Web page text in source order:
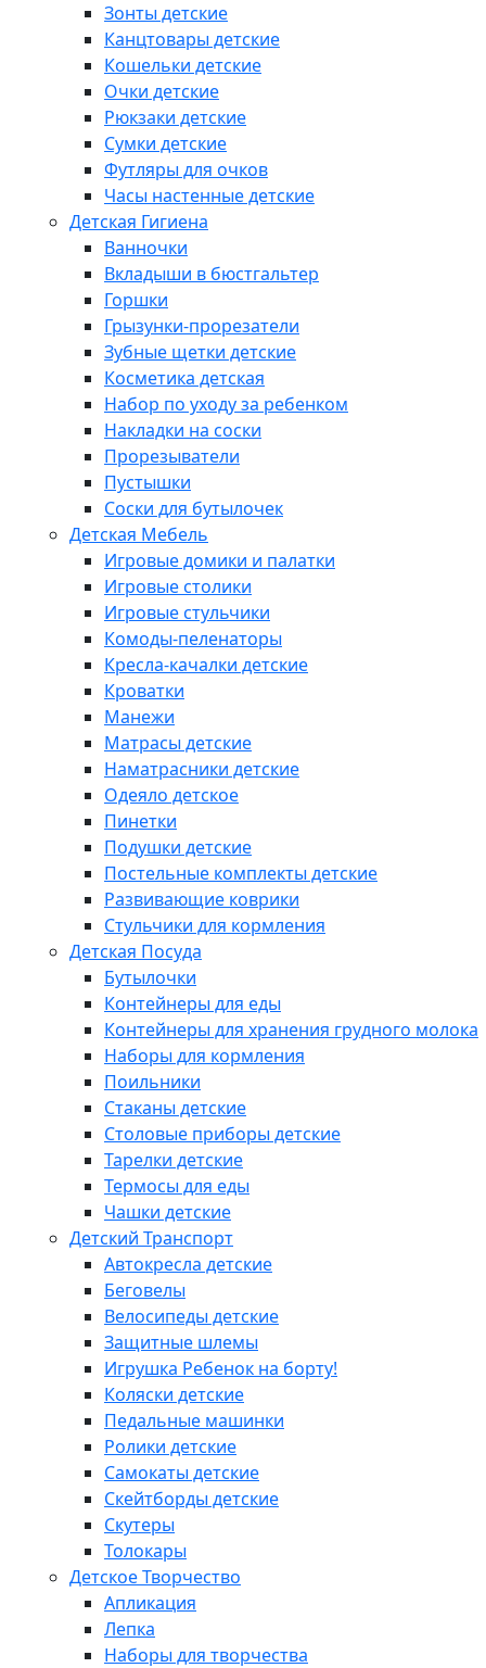
Зонты детские
Канцтовары детские
Кошельки детские
Очки детские
Рюкзаки детские
Сумки детские
Футляры для очков
Часы настенные детские
Детская Гигиена
Ванночки
Вкладыши в бюстгальтер
Горшки
Грызунки-прорезатели
Зубные щетки детские
Косметика детская
Набор по уходу за ребенком
Накладки на соски
Прорезыватели
Пустышки
Соски для бутылочек
Детская Мебель
Игровые домики и палатки
Игровые столики
Игровые стульчики
Комоды-пеленаторы
Кресла-качалки детские
Кроватки
Манежи
Матрасы детские
Наматрасники детские
Одеяло детское
Пинетки
Подушки детские
Постельные комплекты детские
Развивающие коврики
Стульчики для кормления
Детская Посуда
Бутылочки
Контейнеры для еды
Контейнеры для хранения грудного молока
Наборы для кормления
Поильники
Стаканы детские
Столовые приборы детские
Тарелки детские
Термосы для еды
Чашки детские
Детский Транспорт
Автокресла детские
Беговелы
Велосипеды детские
Защитные шлемы
Игрушка Ребенок на борту!
Коляски детские
Педальные машинки
Ролики детские
Самокаты детские
Скейтборды детские
Скутеры
Толокары
Детское Творчество
Апликация
Лепка
Наборы для творчества